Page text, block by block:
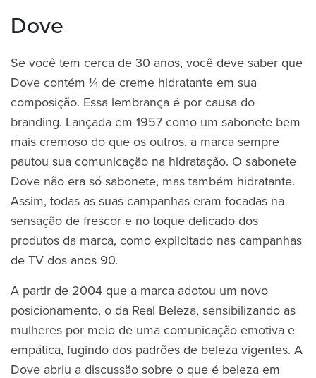
Dove
Se você tem cerca de 30 anos, você deve saber que
Dove contém ¼ de creme hidratante em sua
composição. Essa lembrança é por causa do
branding. Lançada em 1957 como um sabonete bem
mais cremoso do que os outros, a marca sempre
pautou sua comunicação na hidratação. O sabonete
Dove não era só sabonete, mas também hidratante.
Assim, todas as suas campanhas eram focadas na
sensação de frescor e no toque delicado dos
produtos da marca, como explicitado nas campanhas
de TV dos anos 90.
A partir de 2004 que a marca adotou um novo
posicionamento, o da Real Beleza, sensibilizando as
mulheres por meio de uma comunicação emotiva e
empática, fugindo dos padrões de beleza vigentes. A
Dove abriu a discussão sobre o que é beleza em